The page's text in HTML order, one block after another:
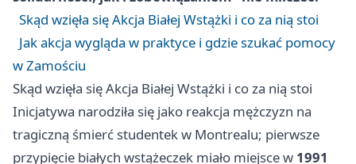
Skąd wzięła się Akcja Białej Wstążki i co za nią stoi
Jak akcja wygląda w praktyce i gdzie szukać pomocy
w Zamościu
Skąd wzięła się Akcja Białej Wstążki i co za nią stoi
Inicjatywa narodziła się jako reakcja mężczyzn na
tragiczną śmierć studentek w Montrealu; pierwsze
przypięcie białych wstążeczek miało miejsce w 1991